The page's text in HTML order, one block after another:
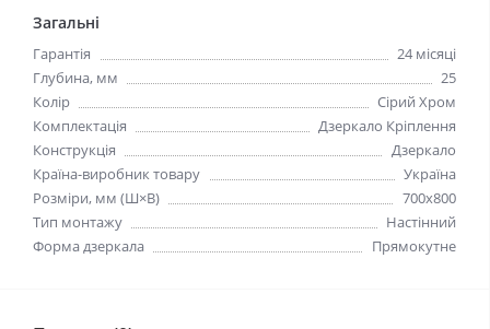
Загальні
Гарантія
24 місяці
Глубина, мм
25
Колір
Сірий Хром
Комплектація
Дзеркало Кріплення
Конструкція
Дзеркало
Країна-виробник товару
Україна
Розміри, мм (Ш×В)
700x800
Тип монтажу
Настінний
Форма дзеркала
Прямокутне